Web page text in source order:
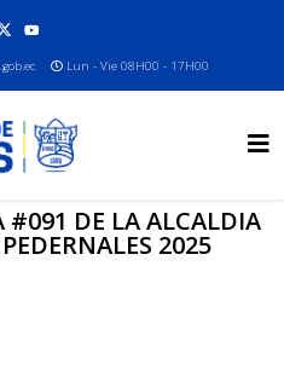
Lun - Vie 08H00 - 17H00
#091 DE LA ALCALDIA
2025